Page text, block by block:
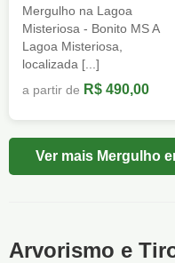
Mergulho na Lagoa
Misteriosa - Bonito MS A
Lagoa Misteriosa,
localizada [...]
a partir de R$ 490,00
Ver mais Mergulho
Arvorismo e